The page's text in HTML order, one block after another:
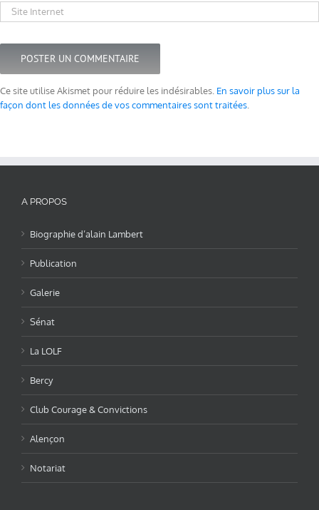
Ce site utilise Akismet pour réduire les indésirables. En savoir plus sur la
façon dont les données de vos commentaires sont traitées
A PROPOS
Biographie d’alain Lambert
Publication
Galerie
Sénat
La LOLF
Bercy
Club Courage & Convictions
Alençon
Notariat